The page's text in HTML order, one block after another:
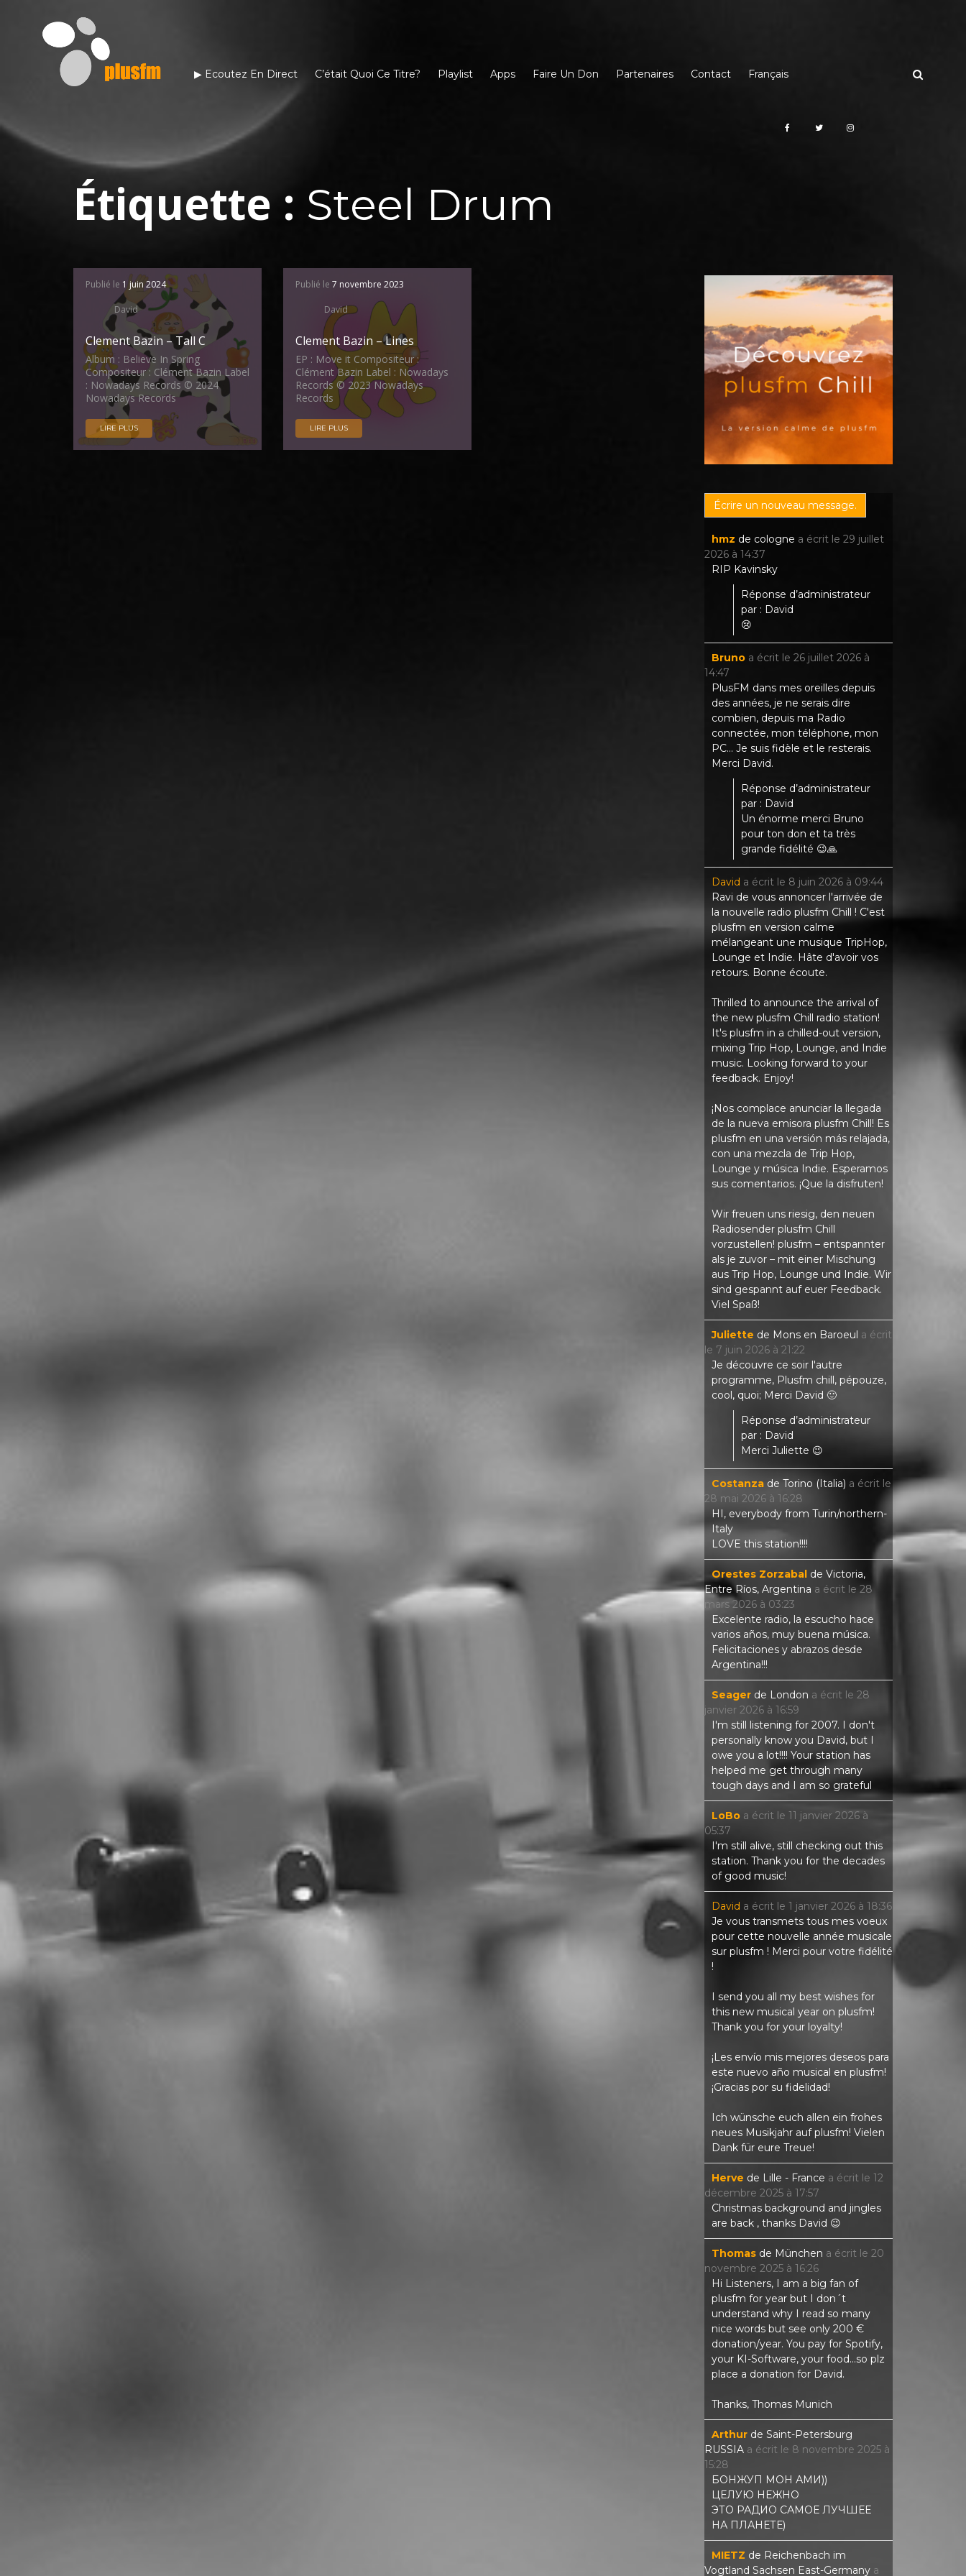
▶︎ Ecoutez En Direct C’était Quoi Ce Titre? Playlist Apps Faire Un Don Partenaires Contact Français
Étiquette : Steel Drum
Publié le 1 juin 2024
David
Clement Bazin – Tall C
Album : Believe In Spring
Compositeur : Clément Bazin Label
: Nowadays Records © 2024
Nowadays Records
LIRE PLUS
Publié le 7 novembre 2023
David
Clement Bazin – Lines
EP : Move it Compositeur :
Clément Bazin Label : Nowadays
Records © 2023 Nowadays
Records
LIRE PLUS
hmz de cologne a écrit le 29 juillet
2026 à 14:37
RIP Kavinsky
Réponse d’administrateur
par : David
😢
Bruno a écrit le 26 juillet 2026 à
14:47
PlusFM dans mes oreilles depuis
des années, je ne serais dire
combien, depuis ma Radio
connectée, mon téléphone, mon
PC... Je suis fidèle et le resterais.
Merci David.
Réponse d’administrateur
par : David
Un énorme merci Bruno
pour ton don et ta très
grande fidélité 😉🙏
David a écrit le 8 juin 2026 à 09:44
Ravi de vous annoncer l'arrivée de
la nouvelle radio plusfm Chill ! C'est
plusfm en version calme
mélangeant une musique TripHop,
Lounge et Indie. Hâte d'avoir vos
retours. Bonne écoute.
Thrilled to announce the arrival of
the new plusfm Chill radio station!
It's plusfm in a chilled-out version,
mixing Trip Hop, Lounge, and Indie
music. Looking forward to your
feedback. Enjoy!
¡Nos complace anunciar la llegada
de la nueva emisora ​​plusfm Chill! Es
plusfm en una versión más relajada,
con una mezcla de Trip Hop,
Lounge y música Indie. Esperamos
sus comentarios. ¡Que la disfruten!
Wir freuen uns riesig, den neuen
Radiosender plusfm Chill
vorzustellen! plusfm – entspannter
als je zuvor – mit einer Mischung
aus Trip Hop, Lounge und Indie. Wir
sind gespannt auf euer Feedback.
Viel Spaß!
Juliette de Mons en Baroeul a écrit
le 7 juin 2026 à 21:22
Je découvre ce soir l'autre
programme, Plusfm chill, pépouze,
cool, quoi; Merci David 🙂
Réponse d’administrateur
par : David
Merci Juliette 😉
Costanza de Torino (Italia) a écrit le
28 mai 2026 à 16:28
HI, everybody from Turin/northern-
Italy
LOVE this station!!!!
Orestes Zorzabal de Victoria,
Entre Ríos, Argentina a écrit le 28
mars 2026 à 03:23
Excelente radio, la escucho hace
varios años, muy buena música.
Felicitaciones y abrazos desde
Argentina!!!
Seager de London a écrit le 28
janvier 2026 à 16:59
I'm still listening for 2007. I don't
personally know you David, but I
owe you a lot!!!! Your station has
helped me get through many
tough days and I am so grateful
LoBo a écrit le 11 janvier 2026 à
05:37
I'm still alive, still checking out this
station. Thank you for the decades
of good music!
David a écrit le 1 janvier 2026 à 18:36
Je vous transmets tous mes voeux
pour cette nouvelle année musicale
sur plusfm ! Merci pour votre fidélité
!
I send you all my best wishes for
this new musical year on plusfm!
Thank you for your loyalty!
¡Les envío mis mejores deseos para
este nuevo año musical en plusfm!
¡Gracias por su fidelidad!
Ich wünsche euch allen ein frohes
neues Musikjahr auf plusfm! Vielen
Dank für eure Treue!
Herve de Lille - France a écrit le 12
décembre 2025 à 17:57
Christmas background and jingles
are back , thanks David 😉
Thomas de München a écrit le 20
novembre 2025 à 16:26
Hi Listeners, I am a big fan of
plusfm for year but I don´t
understand why I read so many
nice words but see only 200 €
donation/year. You pay for Spotify,
your KI-Software, your food...so plz
place a donation for David.
Thanks, Thomas Munich
Arthur de Saint-Petersburg
RUSSIA a écrit le 8 novembre 2025 à
15:28
БОНЖУП МОН АМИ))
ЦЕЛУЮ НЕЖНО
ЭТО РАДИО САМОЕ ЛУЧШЕЕ
НА ПЛАНЕТЕ)
MIETZ de Reichenbach im
Vogtland Sachsen East-Germany a